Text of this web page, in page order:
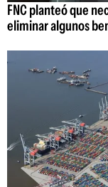
FNC planteó que
eliminar algunos